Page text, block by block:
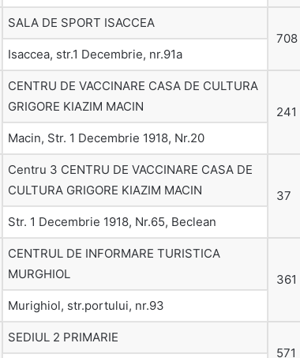
SALA DE SPORT ISACCEA
708
Isaccea, str.1 Decembrie, nr.91a
CENTRU DE VACCINARE CASA DE CULTURA
GRIGORE KIAZIM MACIN
241
Macin, Str. 1 Decembrie 1918, Nr.20
Centru 3 CENTRU DE VACCINARE CASA DE
CULTURA GRIGORE KIAZIM MACIN
37
Str. 1 Decembrie 1918, Nr.65, Beclean
CENTRUL DE INFORMARE TURISTICA
MURGHIOL
361
Murighiol, str.portului, nr.93
SEDIUL 2 PRIMARIE
571